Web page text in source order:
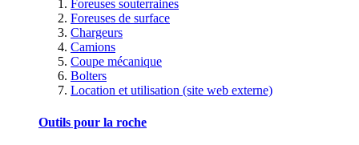
Foreuses souterraines
Foreuses de surface
Chargeurs
Camions
Coupe mécanique
Bolters
Location et utilisation (site web externe)
Outils pour la roche